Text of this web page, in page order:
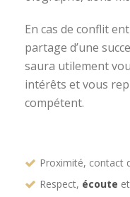
En cas de conflit
partage d’une
saura utilement
intérêts et vous
compétent.
Proximité, contact
Respect, écoute